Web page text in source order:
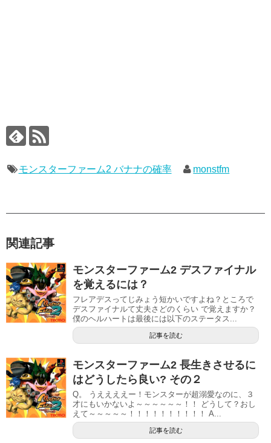
モンスターファーム2 バナナの確率 monstfm
関連記事
モンスターファーム2 デスファイナル
を覚えるには？
フレアデスってじみょう短かいですよね？ところで
デスファイナルて丈夫さどのくらい で覚えますか？
僕のヘルハートは最後には以下のステータス...
記事を読む
モンスターファーム2 長生きさせるに
はどうしたら良い? その２
Q。 うええええー！モンスターが超溺愛なのに、３
才にもいかないよ～～～～～～！！ どうして？おし
えて～～～～～！！！！！！！！！！ A...
記事を読む